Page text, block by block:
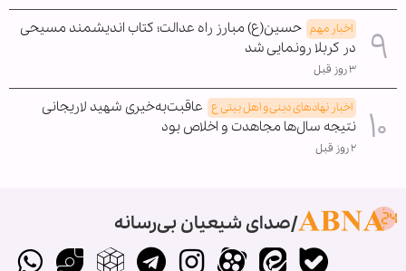
اخبار مهم حسین(ع) مبارز راه عدالت؛ کتاب اندیشمند مسیحی
در کربلا رونمایی شد
۳ روز قبل
اخبار نهادهای دینی و اهل بیتی ع عاقبت‌به‌خیری شهید لاریجانی
نتیجه سال‌ها مجاهدت و اخلاص بود
۲ روز قبل
صدای شیعیان بی‌رسانه